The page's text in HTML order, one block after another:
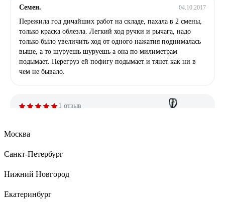
Семен. 04.10.2017
Пережила год дичайших работ на складе, пахала в 2 смены,
только краска облезла. Легкий ход ручки и рычага, надо
только было увеличить ход от одного нажатия поднималась
выше, а то шуруешь шуруешь а она по милиметрам
подымает. Перегруз ей пофигу подымает и тянет как ни в
чем не бывало.
1 отзыв
Алтай Жанаев
Достойная тележка за свои деньги.
Москва
Санкт-Петербург
Нижний Новгород
Екатеринбург